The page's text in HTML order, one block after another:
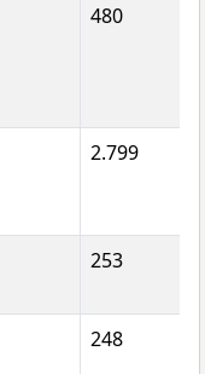
480
2.799
253
248